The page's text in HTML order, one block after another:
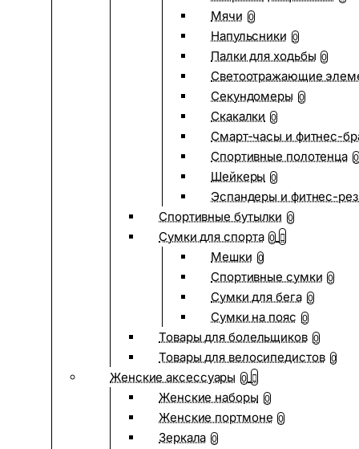
Мячи 0
Напульсники 0
Палки для ходьбы 0
Светоотражающие
Секундомеры 0
Скакалки 0
Смарт-часы и фитнес-
Спортивные полотенца 0
Шейкеры 0
Эспандеры и фитнес-
Спортивные бутылки 0
Сумки для спорта 0
Мешки 0
Спортивные сумки 0
Сумки для бега 0
Сумки на пояс 0
Товары для болельщиков 0
Товары для велосипедистов 0
Женские аксессуары 0
Женские наборы 0
Женские портмоне 0
Зеркала 0